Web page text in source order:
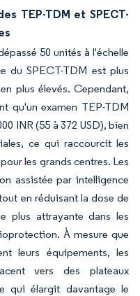
TEP-TDM et SPECT-
50 unités à l'échelle
du SPECT-TDM est plus
plus élevés. Cependant,
qu'un examen TEP-TDM
INR (55 à 372 USD), bien
ce qui raccourcit les
les grands centres. Les
assistée par intelligence
en réduisant la dose de
plus attrayante dans les
À mesure que
leurs équipements, les
vers des plateaux
qui élargit davantage le